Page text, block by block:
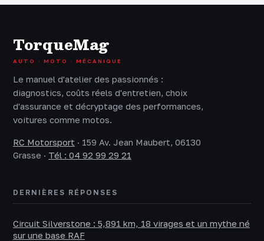
TorqueMag
AUTO · MOTO · MÉCANIQUE
Le manuel d'atelier des passionnés :
diagnostics, coûts réels d'entretien, choix
d'assurance et décryptage des performances,
voitures comme motos.
RC Motorsport · 159 Av. Jean Maubert, 06130
Grasse · Tél : 04 92 99 29 21
DERNIÈRES RÉPONSES
Circuit Silverstone : 5,891 km, 18 virages et un mythe né
sur une base RAF